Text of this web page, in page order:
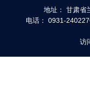
地址： 甘肃省
电话： 0931-
访